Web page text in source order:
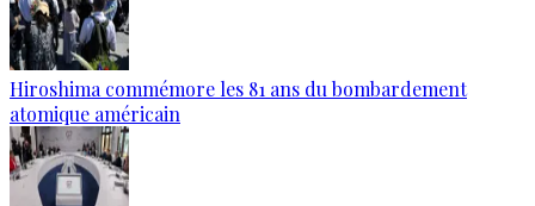
Hiroshima commémore les 81 ans du bombardement
atomique américain